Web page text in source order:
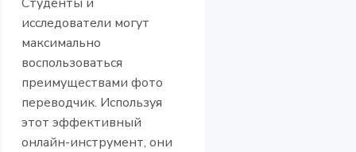
исследователи могут
максимально
воспользоваться
преимуществами фото
переводчик. Используя
этот эффективный
онлайн-инструмент, они